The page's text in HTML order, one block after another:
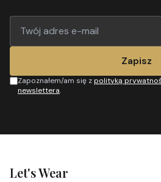
Zapisz
Zapoznałem/am się zpolityką
newslettera.
Let's Wear